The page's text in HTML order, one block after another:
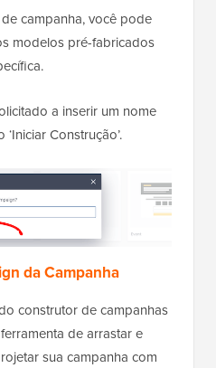
campanha, você pode
modelos pré-fabricados
a inserir um nome
Construção’.
da Campanha
construtor de campanhas
de arrastar e
sua campanha com